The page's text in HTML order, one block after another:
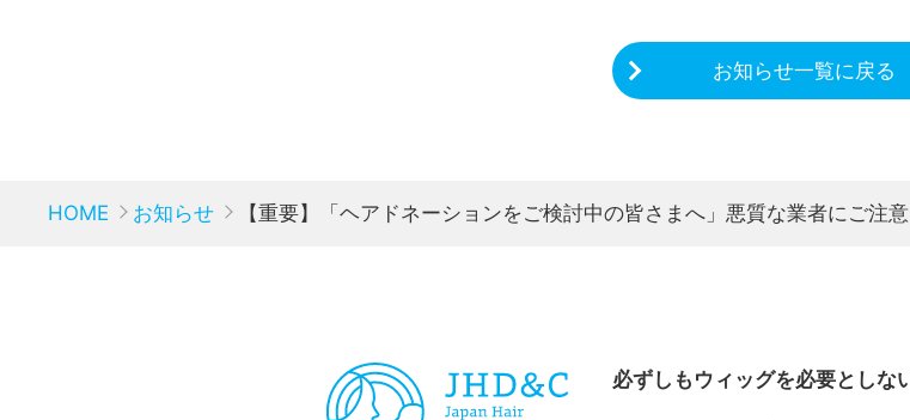
お知らせ一覧に戻る
HOME お知らせ 【重要】「ヘアドネーションをご検討中の皆さまへ」悪質な業者にご注
必ずしもウィッグを必要としな